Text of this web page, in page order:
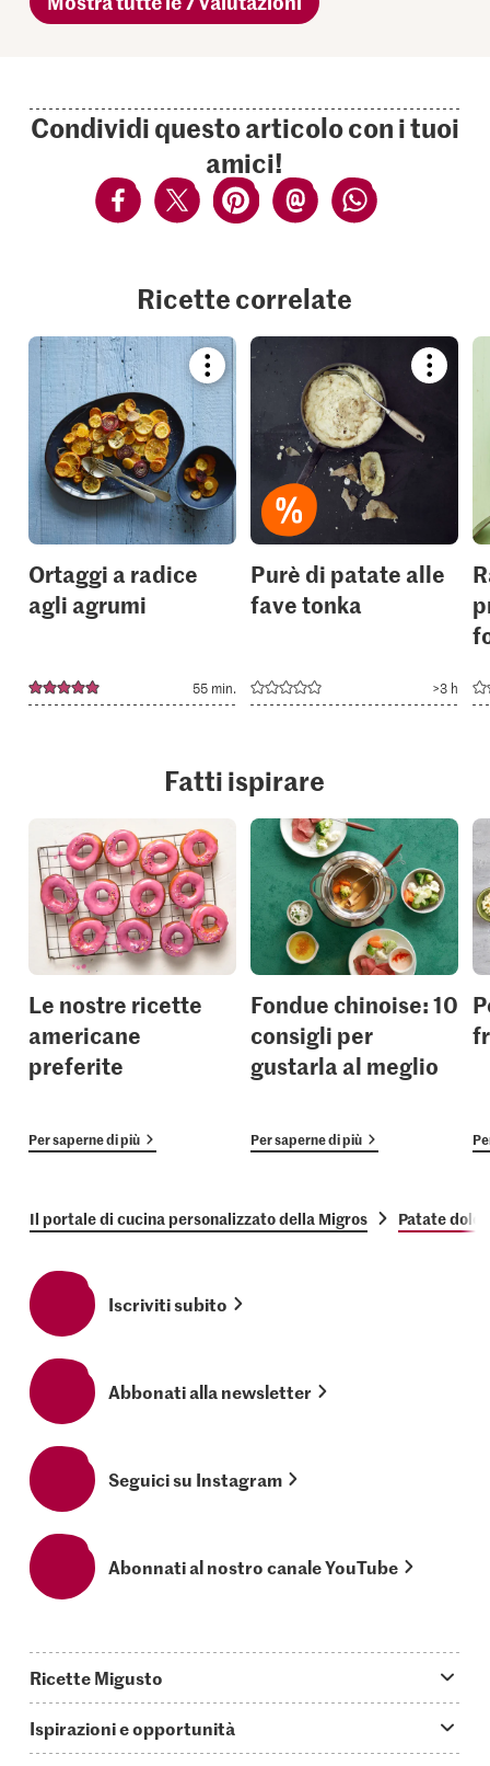
Condividi questo articolo con i tuoi
amici!
Ricette correlate
Bookmark
recipe
or
add
to
your
collections.
Ortaggi a radice
agli agrumi
55 min.
recipe
to
Purè di patate alle
fave tonka
>3 h
Fatti ispirare
Le nostre ricette
americane
preferite
Per saperne di più
Fondue chinoise: 10
consigli per
gustarla al meglio
Per saperne di più
Il portale di cucina personalizzato della Migros Patate
Iscriviti subito
Abbonati alla newsletter
Seguici su Instagram
Abonnati al nostro canale YouTube
Ricette Migusto
Oggi cucino
Ispirazioni e opportunità